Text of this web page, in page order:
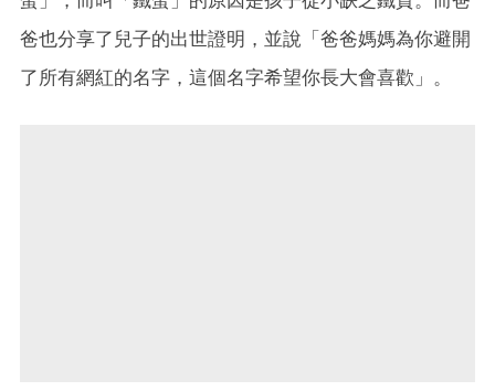
爸也分享了兒子的出世證明，並說「爸爸媽媽為你避開
了所有網紅的名字，這個名字希望你長大會喜歡」。